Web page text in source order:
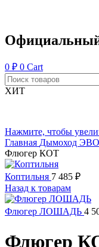
Официальный
0 ₽ 0 Cart
ХИТ
Нажмите, чтобы
Главная Дымоход
Флюгер КОТ
Коптильня 7 485 ₽
Назад к товарам
Флюгер ЛОШАДЬ 4
Флюгер